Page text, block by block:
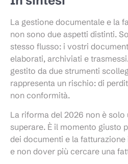
La gestione documentale e la
non sono due aspetti distinti.
stesso flusso: i vostri
elaborati, archiviati e
gestito da due strumenti
rappresenta un rischio: di
non conformità.
La riforma del 2026 non è
superare. È il momento giusto
dei documenti e la
e non dover più cercare una